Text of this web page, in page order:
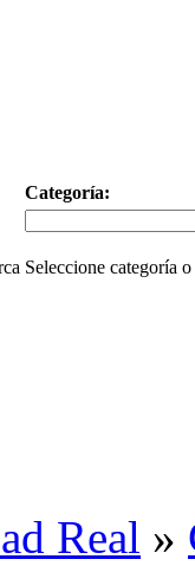
Categoría:
Seleccione categoría
Real »